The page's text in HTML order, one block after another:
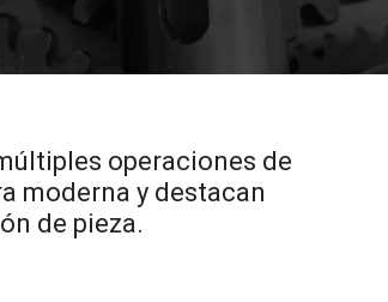
operaciones de
moderna y destacan
de pieza.